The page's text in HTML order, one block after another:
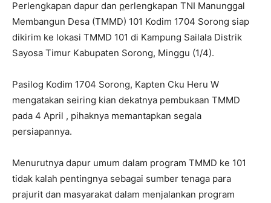
Perlengkapan dapur dan perlengkapan TNI Manunggal
Membangun Desa (TMMD) 101 Kodim 1704 Sorong siap
dikirim ke lokasi TMMD 101 di Kampung Sailala Distrik
Sayosa Timur Kabupaten Sorong, Minggu (1/4).
Pasilog Kodim 1704 Sorong, Kapten Cku Heru W
mengatakan seiring kian dekatnya pembukaan TMMD
pada 4 April , pihaknya memantapkan segala
persiapannya.
Menurutnya dapur umum dalam program TMMD ke 101
tidak kalah pentingnya sebagai sumber tenaga para
prajurit dan masyarakat dalam menjalankan program